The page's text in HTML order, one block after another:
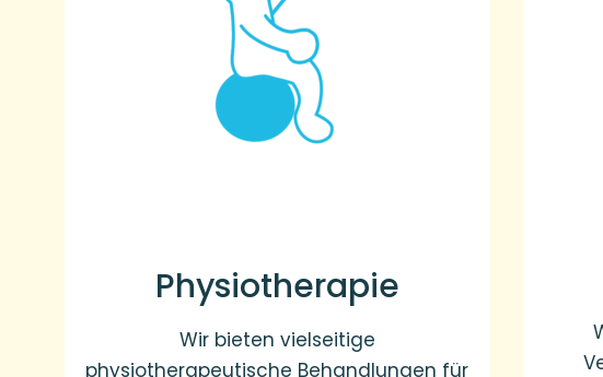
Physiotherapie
Wir bieten vielseitige
physiotherapeutische Behandlungen für